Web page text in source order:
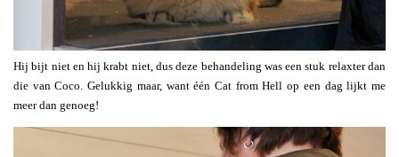
Hij bijt niet en hij krabt niet, dus deze behandeling was een stuk relaxter dan
die van Coco. Gelukkig maar, want één Cat from Hell op een dag lijkt me
meer dan genoeg!